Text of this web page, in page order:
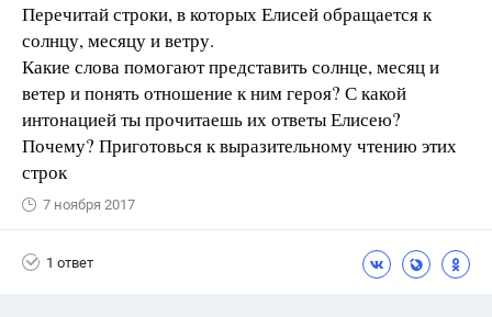
Перечитай строки, в которых Елисей обращается к
солнцу, месяцу и ветру.
Какие слова помогают представить солнце, месяц и
ветер и понять отношение к ним героя? С какой
интонацией ты прочитаешь их ответы Елисею?
Почему? Приготовься к выразительному чтению этих
строк
7 ноября 2017
1 ответ